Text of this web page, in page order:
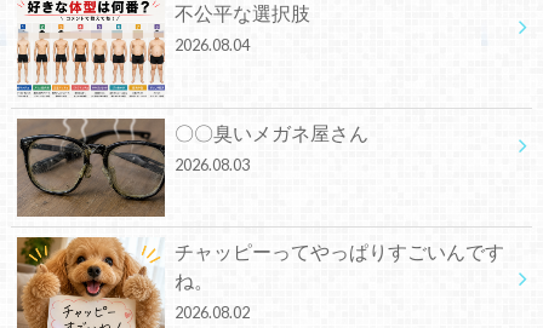
不公平な選択肢
2026.08.04
〇〇臭いメガネ屋さん
2026.08.03
チャッピーってやっぱりすごいんです
ね。
2026.08.02